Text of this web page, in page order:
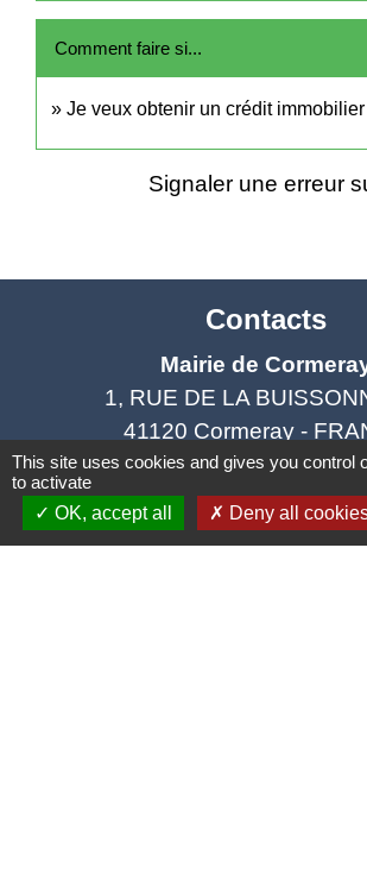
Comment faire si...
Je veux obtenir un crédit immobilier
Signaler une erreur
Contacts
Mairie de
1, RUE DE LA
41120 Cormeray -
+33 2 54 44 26 19
Contact par formulaire
This site uses cookies and gives you control
to activate
OK, accept all
Deny all